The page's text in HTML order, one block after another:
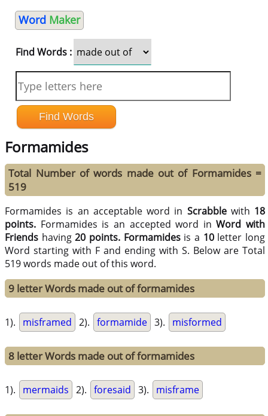
Word Maker
Find Words :
Formamides
Total Number of words made out of Formamides =
519
Formamides is an acceptable word in Scrabblewith 18
points. Formamides is an accepted word inWord with
Friends having20 points. Formamidesis a 10letter long
Word starting with F and ending with S. Below are Total
519 words made out of this word.
9 letter Words made out of formamides
1). misframed 2). formamide 3). misformed
8 letter Words made out of formamides
1). mermaids 2). foresaid 3). misframe